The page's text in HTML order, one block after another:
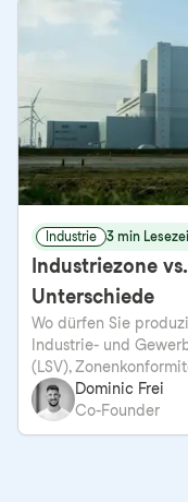
Industrie 3 min
Industriezone
Unterschiede
Wo dürfen Sie
Industrie- und
(LSV),
Dominic Frei
Co-Founder